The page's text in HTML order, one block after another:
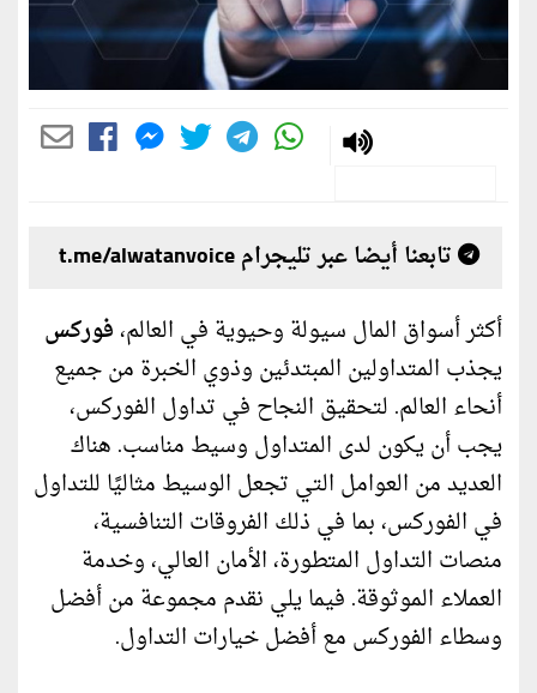
تابعنا أيضا عبر تليجرام t.me/alwatanvoice
أكثر أسواق المال سيولة وحيوية في العالم، فوركس
يجذب المتداولين المبتدئين وذوي الخبرة من جميع
أنحاء العالم. لتحقيق النجاح في تداول الفوركس،
يجب أن يكون لدى المتداول وسيط مناسب. هناك
العديد من العوامل التي تجعل الوسيط مثاليًا للتداول
في الفوركس، بما في ذلك الفروقات التنافسية،
منصات التداول المتطورة، الأمان العالي، وخدمة
العملاء الموثوقة. فيما يلي نقدم مجموعة من أفضل
وسطاء الفوركس مع أفضل خيارات التداول.